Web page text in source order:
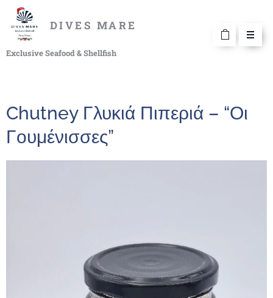
DIVES MARE
Exclusive Seafood & Shellfish
Chutney Γλυκιά Πιπεριά – “Οι
Γουμένισσες”